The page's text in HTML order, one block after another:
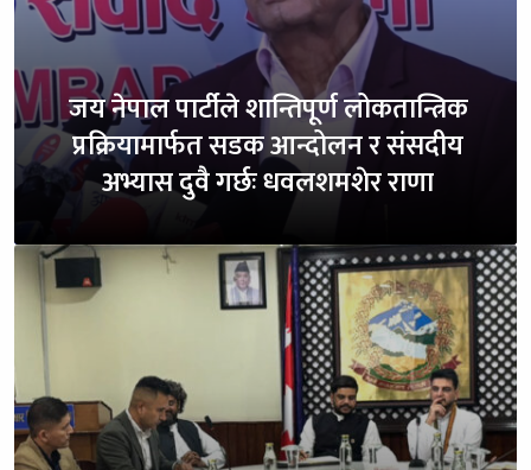
जय नेपाल पार्टीले शान्तिपूर्ण लोकतान्त्रिक
प्रक्रियामार्फत सडक आन्दोलन र संसदीय
अभ्यास दुवै गर्छः धवलशमशेर राणा